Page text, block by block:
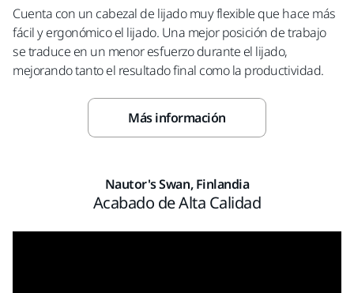
Cuenta con un cabezal de lijado muy flexible que hace más
fácil y ergonómico el lijado. Una mejor posición de trabajo
se traduce en un menor esfuerzo durante el lijado,
mejorando tanto el resultado final como la productividad.
Más información
Nautor's Swan, Finlandia
Acabado de Alta Calidad